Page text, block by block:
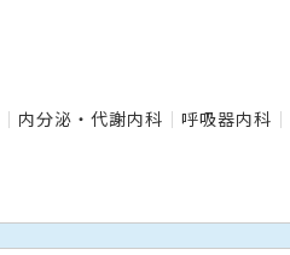
内分泌・代謝内科 呼吸器内科